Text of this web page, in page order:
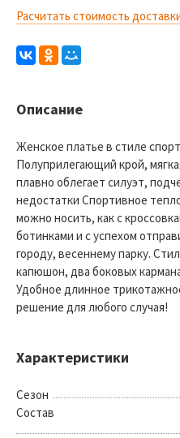
Расчитать стоимость
Описание
Женское платье в стиле
Полуприлегающий крой,
плавно облегает силуэт,
недостатки Спортивное
можно носить, как с
ботинками и с успехом
городу, весеннему парку.
капюшон, два боковых
Удобное длинное
решение для любого случая!
Характеристики
Сезон
Состав